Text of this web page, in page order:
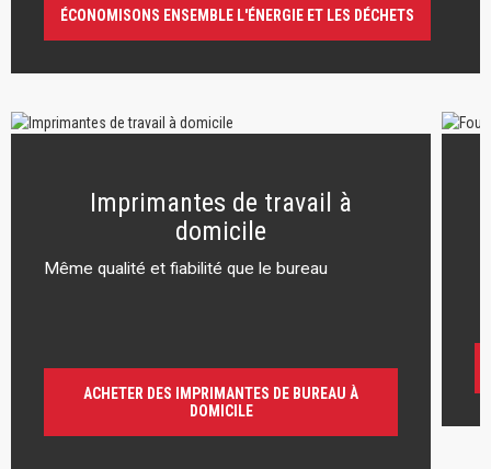
ÉCONOMISONS ENSEMBLE L'ÉNERGIE ET LES DÉCHETS
Imprimantes de travail à
domicile
Même qualité et fiabilité que le bureau
ACHETER DES IMPRIMANTES DE BUREAU À
DOMICILE